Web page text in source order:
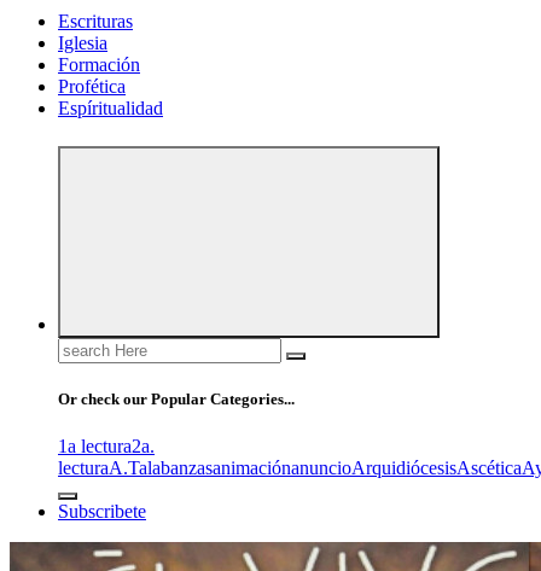
Escrituras
Iglesia
Formación
Profética
Espíritualidad
Search
for:
Or check our Popular Categories...
1a lectura2a.
lecturaA.TalabanzasanimaciónanuncioArquidiócesisAscética
Subscribete